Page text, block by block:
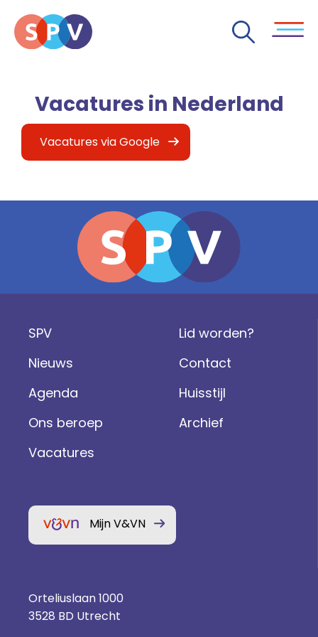
Vacatures in Nederland
Vacatures via Google
SPV
Nieuws
Agenda
Ons beroep
Vacatures
Lid worden?
Contact
Huisstijl
Archief
Mijn V&VN
Orteliuslaan 1000
3528 BD Utrecht